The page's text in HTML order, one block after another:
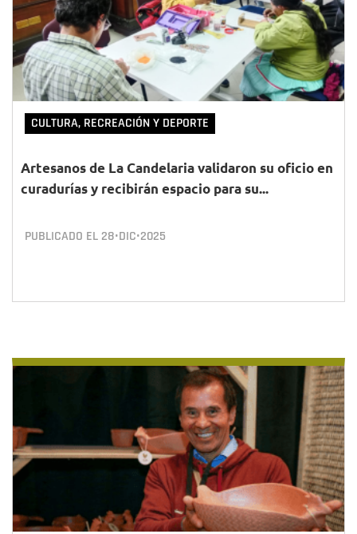
CULTURA, RECREACIÓN Y DEPORTE
Artesanos de La Candelaria validaron su oficio en
curadurías y recibirán espacio para su...
PUBLICADO EL 28•DIC•2025